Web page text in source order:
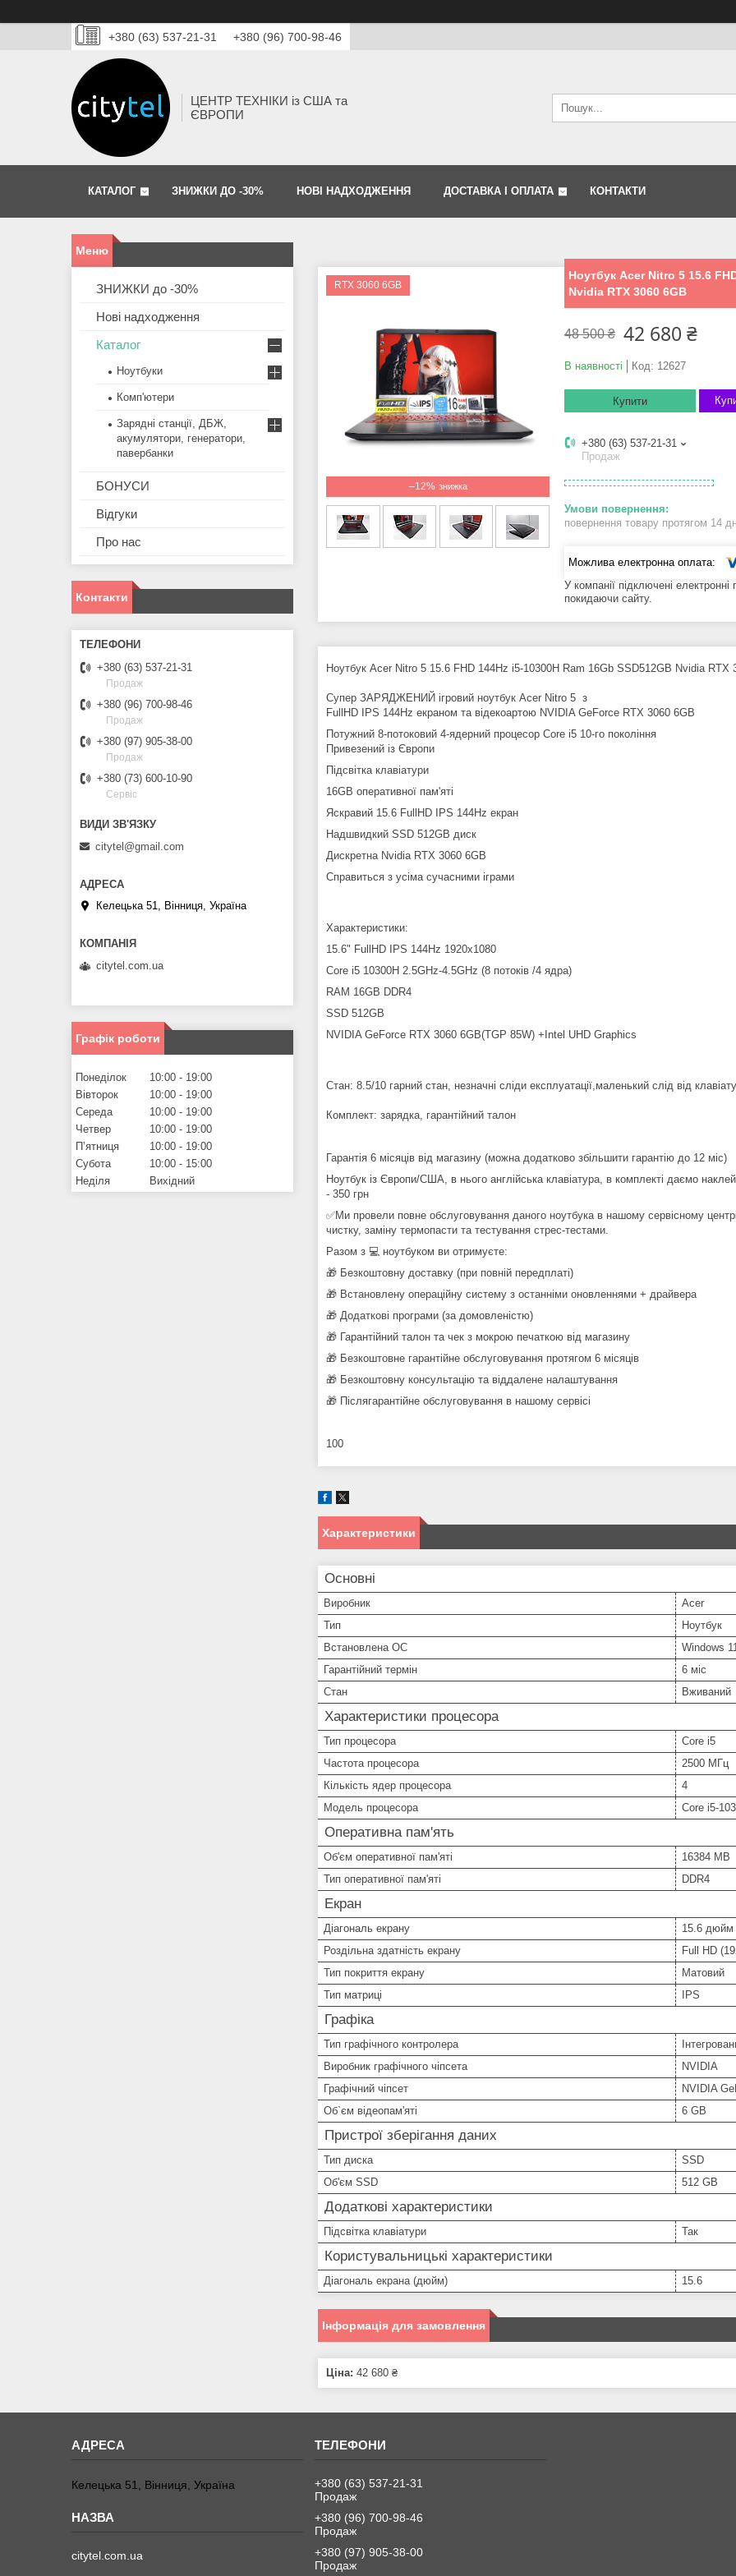
+380 (63) 537-21-31 +380 (96) 700-98-46
ЦЕНТР ТЕХНІКИ із США та
ЄВРОПИ
КАТАЛОГ ЗНИЖКИ ДО -30% НОВІ НАДХОДЖЕННЯ ДОСТАВКА І ОПЛАТА КОНТАКТИ
–12%
RTX 3060 6GB
Ноутбук Acer Nitro 5 15.6
Nvidia RTX 3060 6GB
48 500 ₴ 42 680 ₴
В наявності Код: 12627
Купити
+380 (63) 537-21-31
Продаж
повернення товару протягом 14
У компанії підключені
покидаючи сайту.
Ноутбук Acer Nitro 5 15.6 FHD 144Hz i5-10300H Ram 16Gb SSD512GB Nvidia RTX
Супер ЗАРЯДЖЕНИЙ ігровий ноутбук Acer Nitro 5 з
FullHD IPS 144Hz екраном та відекоартою NVIDIA GeForce RTX 3060 6GB
Потужний 8-потоковий 4-ядерний процесор Core i5 10-го покоління
Привезений із Європи
Підсвітка клавіатури
16GB оперативної пам'яті
Яскравий 15.6 FullHD IPS 144Hz екран
Надшвидкий SSD 512GB диск
Дискретна Nvidia RTX 3060 6GB
Cправиться з усіма сучасними іграми
Характеристики:
15.6" FullHD IPS 144Hz 1920x1080
Core i5 10300H 2.5GHz-4.5GHz (8 потоків /4 ядрa)
RAM 16GB DDR4
SSD 512GB
NVIDIA GeForce RTX 3060 6GB(TGP 85W) +Intel UHD Graphics
Стан: 8.5/10 гарний стан, незначні сліди експлуатації,маленький слід від
Комплект: зарядка, гарантійний талон
Гарантія 6 місяців від магазину (можна додатково збільшити гарантію до 12 міс)
Ноутбук із Європи/США, в нього англійська клавіатура, в комплекті даємо
- 350 грн
✅Ми провели повне обслуговування даного ноутбука в нашому сервісному
чистку, заміну термопасти та тестування стрес-тестами.
Разом з 💻 ноутбуком ви отримуєте:
🎁 Безкоштовну доставку (при повній передплаті)
🎁 Встановлену операційну систему з останніми оновленнями + драйвера
🎁 Додаткові програми (за домовленістю)
🎁 Гарантійний талон та чек з мокрою печаткою від магазину
🎁 Безкоштовне гарантійне обслуговування протягом 6 місяців
🎁 Безкоштовну консультацію та віддалене налаштування
🎁 Післягарантійне обслуговування в нашому сервісі
100
Характеристики
Основні
Виробник
Acer
Тип
Ноутбук
Встановлена ОС
Windows 11
Гарантійний термін
6 міс
Стан
Вживаний
Характеристики процесора
Тип процесора
Core i5
Частота процесора
2500 МГц
Кількість ядер процесора
4
Модель процесора
Core i5-
Оперативна пам'ять
Об'єм оперативної пам'яті
16384 MB
Тип оперативної пам'яті
DDR4
Екран
Діагональ екрану
15.6 дюйм
Роздільна здатність екрану
Full HD
Тип покриття екрану
Матовий
Тип матриці
IPS
Графіка
Тип графічного контролера
Виробник графічного чіпсета
NVIDIA
Графічний чіпсет
NVIDIA
Об`єм відеопам'яті
6 GB
Пристрої зберігання даних
Тип диска
SSD
Об'єм SSD
512 GB
Додаткові характеристики
Підсвітка клавіатури Так
Користувальницькі характеристики
Діагональ екрана (дюйм) 15.6
Інформація для замовлення
Ціна: 42 680 ₴
ЗНИЖКИ до -30%
Нові надходження
Каталог
Ноутбуки
Комп'ютери
Зарядні станції, ДБЖ,
акумулятори, генератори,
павербанки
БОНУСИ
Відгуки
Про нас
Контакти
+380 (63) 537-21-31
Продаж
+380 (96) 700-98-46
Продаж
+380 (97) 905-38-00
Продаж
+380 (73) 600-10-90
Сервіс
citytel@gmail.com
Келецька 51, Вінниця, Україна
citytel.com.ua
Графік роботи
Понеділок 10:00
19:00
Вівторок
10:00
19:00
Середа
10:00
19:00
Четвер
10:00
19:00
Пʼятниця
10:00
19:00
Субота
10:00
15:00
Неділя
Вихідний
Келецька 51, Вінниця, Україна
citytel.com.ua
+380 (63) 537-21-31
Продаж
+380 (96) 700-98-46
Продаж
+380 (97) 905-38-00
Продаж